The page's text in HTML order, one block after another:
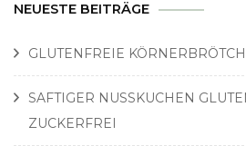
NEUESTE BEITRÄGE
GLUTENFREIE
SAFTIGER NUSSKUCHEN
ZUCKERFREI